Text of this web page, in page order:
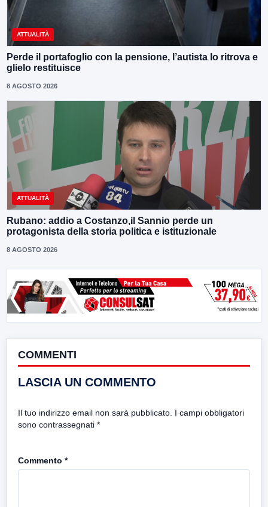
ATTUALITÀ
Perde il portafoglio con la pensione, l’autista lo ritrova e
glielo restituisce
8 AGOSTO 2026
ATTUALITÀ
Rubano: addio a Costanzo,il Sannio perde un
protagonista della storia politica e istituzionale
8 AGOSTO 2026
COMMENTI
LASCIA UN COMMENTO
Il tuo indirizzo email non sarà pubblicato. I campi obbligatori
sono contrassegnati *
Commento *